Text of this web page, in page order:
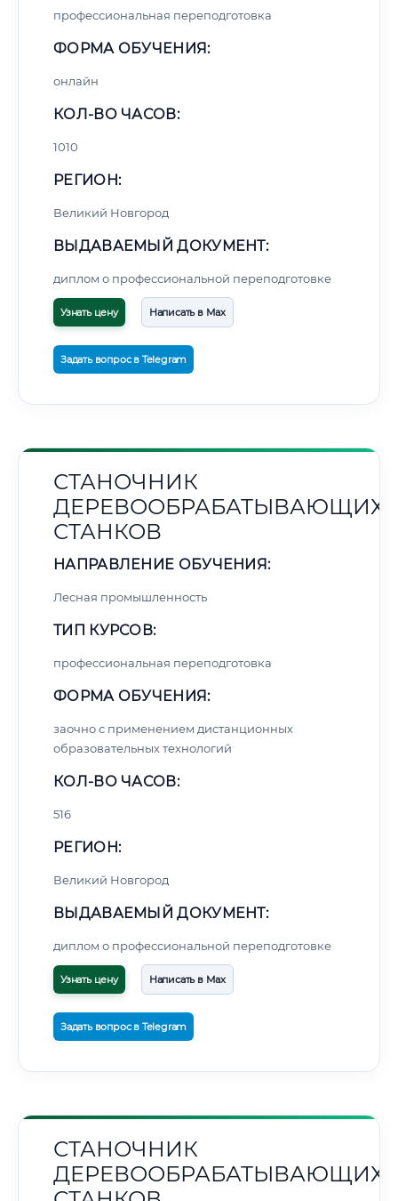
профессиональная переподготовка
ФОРМА ОБУЧЕНИЯ:
онлайн
КОЛ-ВО ЧАСОВ:
1010
РЕГИОН:
Великий Новгород
ВЫДАВАЕМЫЙ ДОКУМЕНТ:
диплом о профессиональной переподготовке
Узнать цену Написать в Max
Задать вопрос в Telegram
СТАНОЧНИК
ДЕРЕВООБРАБАТЫВАЮЩИХ
СТАНКОВ
НАПРАВЛЕНИЕ ОБУЧЕНИЯ:
Лесная промышленность
ТИП КУРСОВ:
профессиональная переподготовка
ФОРМА ОБУЧЕНИЯ:
заочно с применением дистанционных
образовательных технологий
КОЛ-ВО ЧАСОВ:
516
РЕГИОН:
Великий Новгород
ВЫДАВАЕМЫЙ ДОКУМЕНТ:
диплом о профессиональной переподготовке
Узнать цену Написать в Max
Задать вопрос в Telegram
СТАНОЧНИК
ДЕРЕВООБРАБАТЫВАЮЩИХ